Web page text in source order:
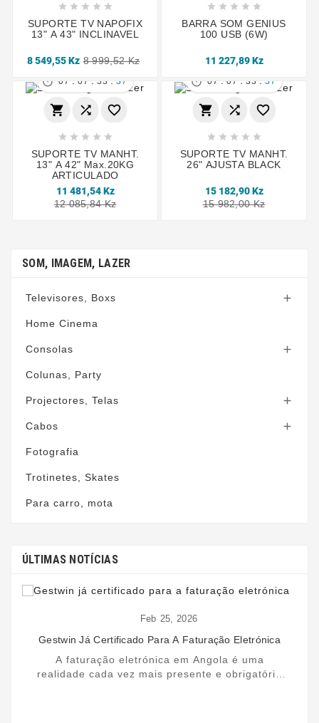
    
SUPORTE TV NAPOFIX
13" A 43" INCLINAVEL
8 549,55 Kz 8 999,52 Kz
    
BARRA SOM GENIUS
100 USB (6W)
11 227,89 Kz
 07 07 33 36
  
    
SUPORTE TV MANHT.
13" A 42" Max.20KG
ARTICULADO
11 481,54 Kz
12 085,84 Kz
 07 07 33 36
  
    
SUPORTE TV MANHT.
26" AJUSTA BLACK
15 182,90 Kz
15 982,00 Kz
SOM, IMAGEM, LAZER
Televisores, Boxs 
Home Cinema
Consolas 
Colunas, Party
Projectores, Telas 
Cabos 
Fotografia
Trotinetes, Skates
Para carro, mota
ÚLTIMAS NOTÍCIAS
Feb 25, 2026
Gestwin Já Certificado Para A Faturação Eletrónica
A faturação eletrónica em Angola é uma
realidade cada vez mais presente e obrigatória